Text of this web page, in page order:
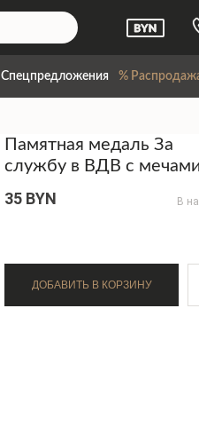
Спецпредложения %
Памятная медаль За
службу в ВДВ с мечами
35 BYN В
ДОБАВИТЬ В КОРЗИНУ